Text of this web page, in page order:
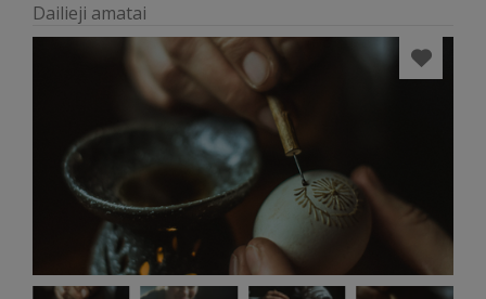
Dailieji amatai